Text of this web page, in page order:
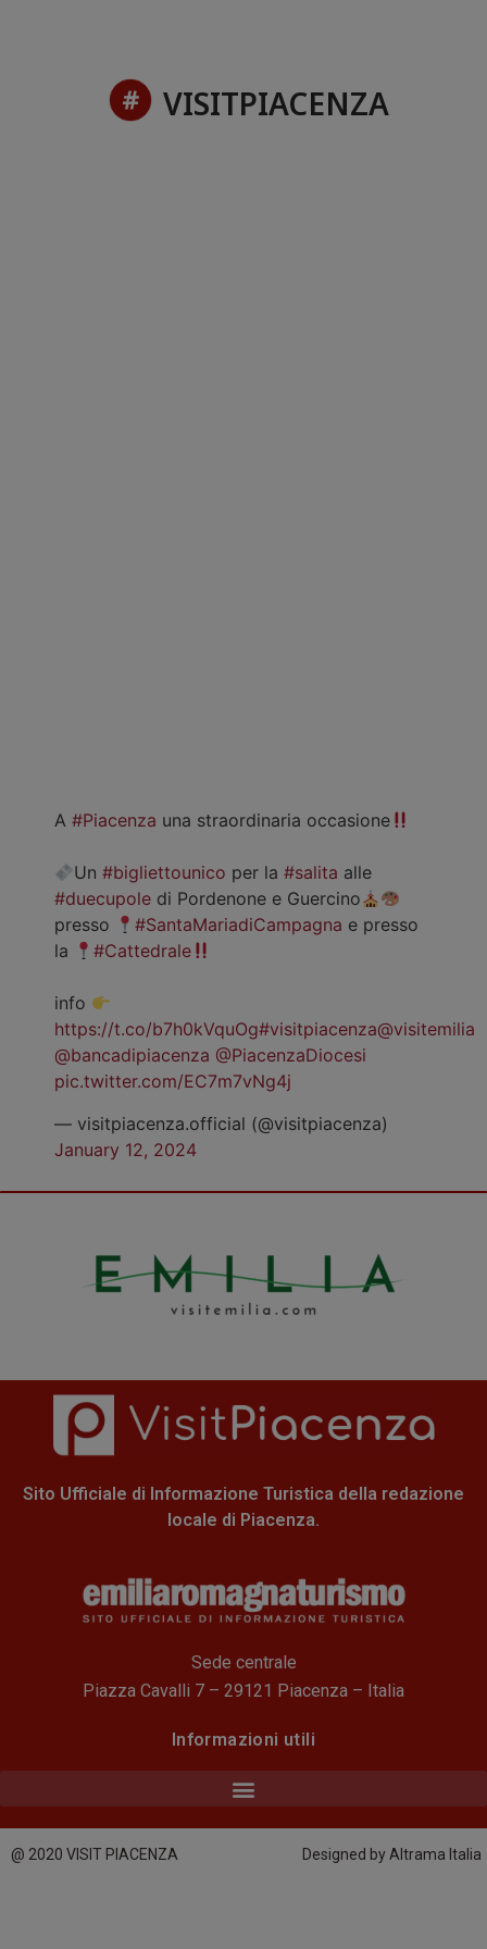
VISITPIACENZA
A #Piacenza una straordinaria occasione
Un#bigliettounico per la#salita alle
#duecupole di Pordenone e Guercino
presso
#SantaMariadiCampagna e presso
la
#Cattedrale
info
https://t.co/b7h0kVquOg#visitpiacenza@visitemilia
@bancadipiacenza @PiacenzaDiocesi
pic.twitter.com/EC7m7vNg4j
— visitpiacenza.official (@visitpiacenza)
January 12, 2024
Sito Ufficiale di Informazione Turistica della redazione
locale di Piacenza.
Sede centrale
Piazza Cavalli 7 – 29121 Piacenza – Italia
Informazioni utili
@ 2020 VISIT PIACENZA Designed by Altrama Italia